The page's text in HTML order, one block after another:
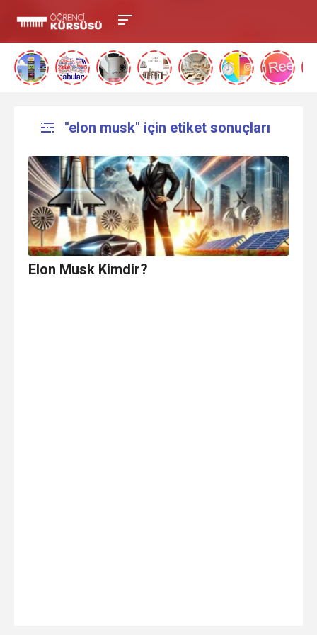
"elon musk" için etiket sonuçları
Elon Musk Kimdir?